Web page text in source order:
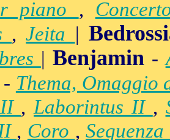
piano ,
,Jeita |
| Benjamin-
- Thema, Omaggio
II ,Laborintus II ,
, Coro ,